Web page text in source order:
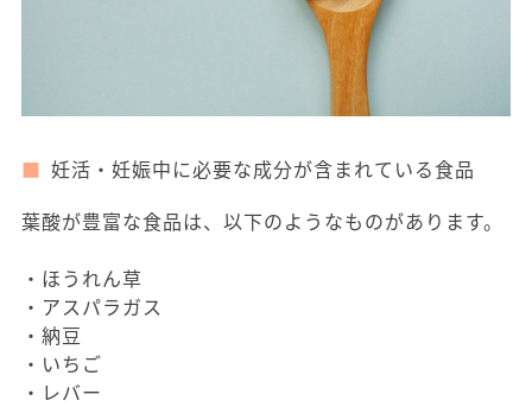
妊活・妊娠中に必要な成分が含まれている食品
葉酸が豊富な食品は、以下のようなものがあります。
・ほうれん草
・アスパラガス
・納豆
・いちご
・レバー